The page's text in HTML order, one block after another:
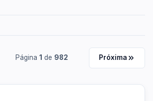
Página 1 de 982 Próxima